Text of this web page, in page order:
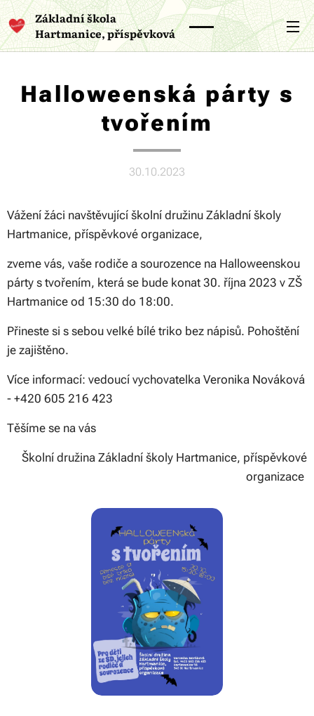
Základní škola
Hartmanice, příspěvková
organizace
Halloweenská párty s
tvořením
30.10.2023
Vážení žáci navštěvující školní družinu Základní školy
Hartmanice, příspěvkové organizace,
zveme vás, vaše rodiče a sourozence na Halloweenskou
párty s tvořením, která se bude konat 30. října 2023 v ZŠ
Hartmanice od 15:30 do 18:00.
Přineste si s sebou velké bílé triko bez nápisů. Pohoštění
je zajištěno.
Více informací: vedoucí vychovatelka Veronika Nováková
- +420 605 216 423
Těšíme se na vás
Školní družina Základní školy Hartmanice, příspěvkové
organizace